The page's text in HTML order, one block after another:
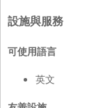
設施與服務
可使用語言
英文